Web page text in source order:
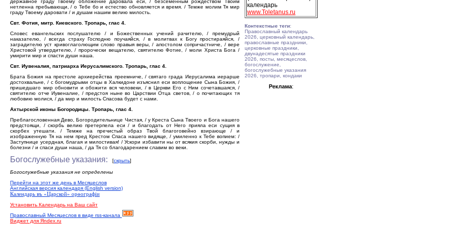
державное граду Твоему обложение даровала еси, / безсеменным рождеством Твоим
нетленна пребывающи, / о Тебе бо и естество обновляется и время. / Темже молим Тя мир
граду Твоему даровати / и душам нашим велию милость.
Свт. Фотия, митр. Киевского. Тропарь, глас 4.
Словес евангельских послушателю / и Божественных учений рачителю, / премудрый
наказателю, / всегда страху Господню поучаяйся, / в молитвах к Богу простираяйся, /
заградителю уст кривоглаголющим слово правыя веры, / апостолом сопричастниче, / вере
Христовой утвердителю, / пророчески вещателю, святителю Фотие, / моли Христа Бога /
умирити мир и спасти души наша.
Свт. Иувеналия, патриарха Иерусалимского. Тропарь, глас 4.
Брата Божия на престоле архиерейства преемниче, / святаго града Иерусалима иерарше
достохвальне, / с богомудрыми отцы в Халкидоне изъяснил еси воплощение Сына Божия, /
пришедшаго мир обновити и обожити вся человеки, / в Церкви Его с Ним сочетавшаяся, /
святителю отче Иувеналие, / предстоя ныне во Царствии Отца светов, / о почитающих тя
любовию молися, / да мир и милость Спасова будет с нами.
Ахтырской иконы Богородицы. Тропарь, глас 4.
Преблагословенная Дево, Богородительнице Чистая, / у Креста Сына Твоего и Бога нашего
предстоящи, / скорбь велию претерпела еси / и благодать от Него прияла еси сущия в
скорбех утешати. / Темже на пречистый образ Твой благоговейно взирающе / и
изображенную Тя на нем пред Крестом Спаса нашего видяще, / умиленно к Тебе вопием: /
Заступнице усердная, благая и милостивая! / Ускори избавити ны от всякия скорби, нужды и
болезни / и спаси души наша, / да Тя со благодарением славим во веки.
Богослужебные указания: [скрыть]
Богослужебные указания не определены
Перейти на этот же день в Месяцеслов
Английская версия календаря (English version)
Календарь въ «Царской» орѳографiи
Установить Календарь на Ваш сайт
Православный Месяцеслов в виде rss-канала
Виджет для Яndex.ru
календарь
www.Toletanus.ru
Контекстные теги:
Православный календарь
2026, церковный календарь,
православные праздники,
церковные праздники,
двунадесятые праздники
2026, посты, месяцеслов,
богослужение,
богослужебные указания
2026, тропари, кондаки
Реклама: